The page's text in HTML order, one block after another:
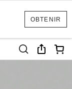
OBTENIR